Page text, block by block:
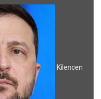
Kilencen